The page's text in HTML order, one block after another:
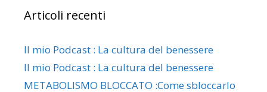
Articoli recenti
Il mio Podcast : La cultura del benessere
Il mio Podcast : La cultura del benessere
METABOLISMO BLOCCATO :Come sbloccarlo